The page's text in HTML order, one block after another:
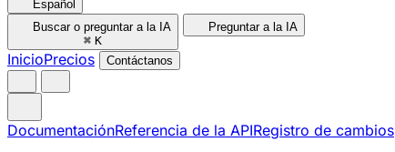
Español
Buscar o preguntar a la IA
⌘ K
Preguntar a la IA
InicioPrecios Contáctanos
DocumentaciónReferencia de la APIRegistro de cambios